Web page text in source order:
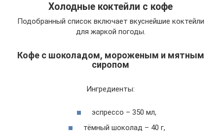
Холодные коктейли с кофе
Подобранный список включает вкуснейшие коктейли
для жаркой погоды.
Кофе с шоколадом, мороженым и мятным
сиропом
Ингредиенты:
эспрессо – 350 мл,
тёмный шоколад – 40 г,